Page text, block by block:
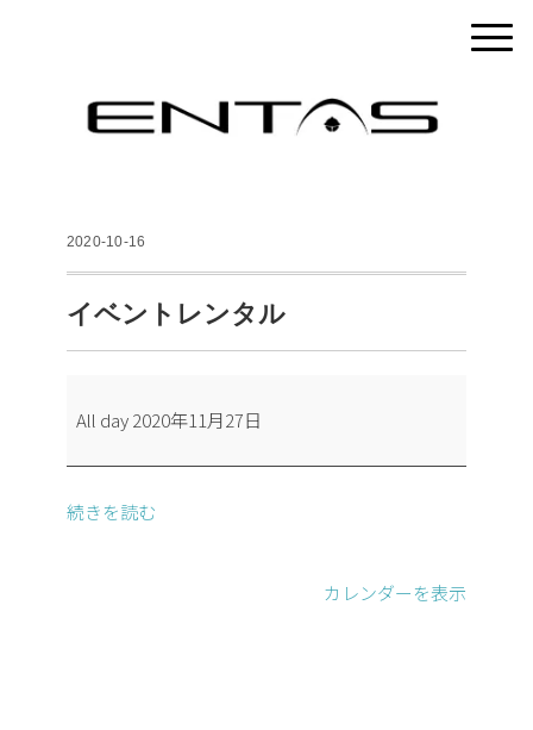
2020-10-16
イベントレンタル
ベ
ン
All day2020年11月27日
続きを読む
カレンダーを表示